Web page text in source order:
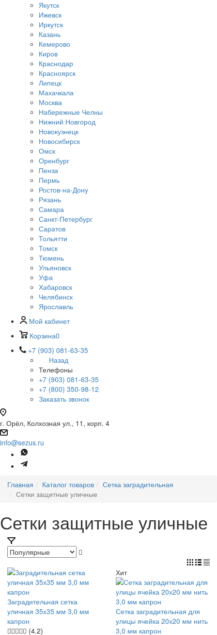
Якутск
Ижевск
Иркутск
Казань
Кемерово
Киров
Краснодар
Красноярск
Липецк
Махачкала
Москва
Набережные Челны
Нижний Новгород
Новокузнецк
Новосибирск
Омск
Оренбург
Пенза
Пермь
Ростов-на-Дону
Рязань
Самара
Санкт-Петербург
Саратов
Тольятти
Томск
Тюмень
Ульяновск
Уфа
Хабаровск
Челябинск
Ярославль
Мой кабинет
Корзина0
+7 (903) 081-63-35
Назад
Телефоны
+7 (903) 081-63-35
+7 (800) 350-98-12
Заказать звонок
г. Орёл, Колхозная ул., 11, корп. 4
info@sezus.ru
Главная Каталог товаров
Сетка заградительная
Сетки защитные уличные
Сетки защитные уличные
Заградительная сетка
уличная 35х35 мм 3,0 мм
капрон
(4.2)
Хит
Сетка заградительная для
улицы ячейка 20х20 мм нить
3,0 мм капрон